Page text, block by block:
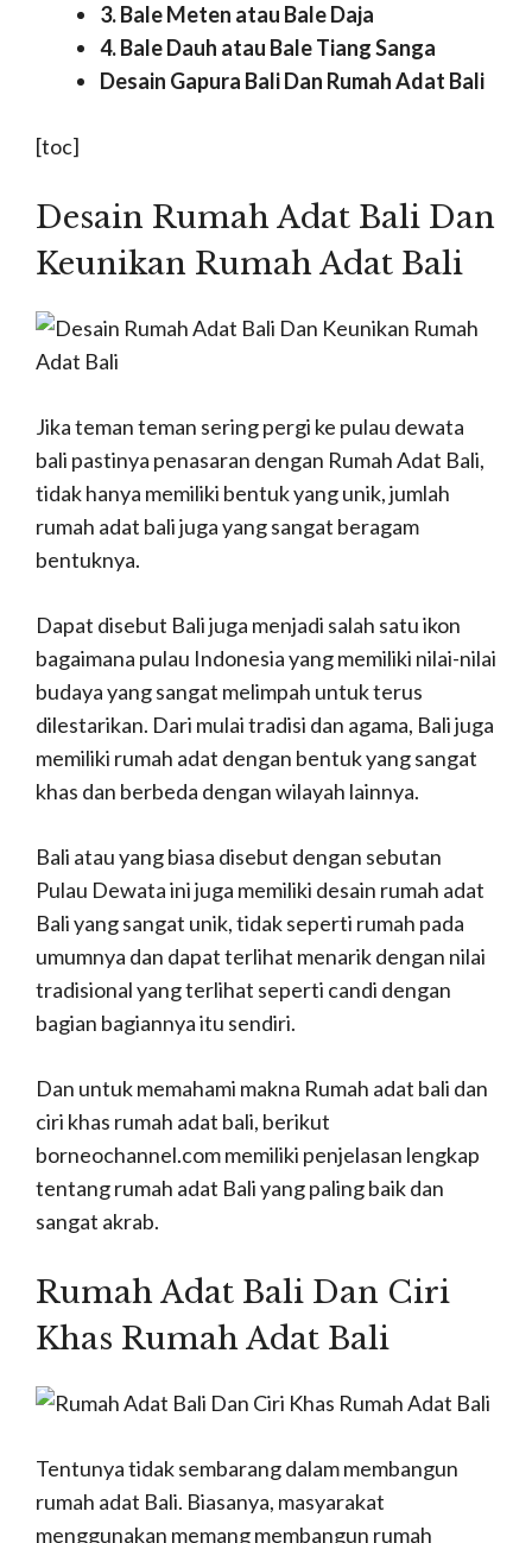
3. Bale Meten atau Bale Daja
4. Bale Dauh atau Bale Tiang Sanga
Desain Gapura Bali Dan Rumah Adat Bali
[toc]
Desain Rumah Adat Bali Dan
Keunikan Rumah Adat Bali
Jika teman teman sering pergi ke pulau dewata
bali pastinya penasaran dengan Rumah Adat Bali,
tidak hanya memiliki bentuk yang unik, jumlah
rumah adat bali juga yang sangat beragam
bentuknya.
Dapat disebut Bali juga menjadi salah satu ikon
bagaimana pulau Indonesia yang memiliki nilai-nilai
budaya yang sangat melimpah untuk terus
dilestarikan. Dari mulai tradisi dan agama, Bali juga
memiliki rumah adat dengan bentuk yang sangat
khas dan berbeda dengan wilayah lainnya.
Bali atau yang biasa disebut dengan sebutan
Pulau Dewata ini juga memiliki desain rumah adat
Bali yang sangat unik, tidak seperti rumah pada
umumnya dan dapat terlihat menarik dengan nilai
tradisional yang terlihat seperti candi dengan
bagian bagiannya itu sendiri.
Dan untuk memahami makna Rumah adat bali dan
ciri khas rumah adat bali, berikut
borneochannel.com memiliki penjelasan lengkap
tentang rumah adat Bali yang paling baik dan
sangat akrab.
Rumah Adat Bali Dan Ciri
Khas Rumah Adat Bali
Tentunya tidak sembarang dalam membangun
rumah adat Bali. Biasanya, masyarakat
menggunakan memang membangun rumah